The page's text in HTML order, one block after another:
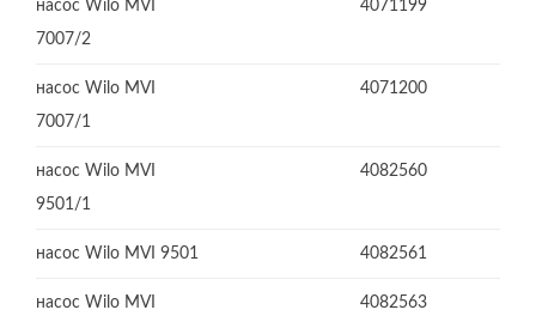
насос Wilo MVI
7007/2
4071199
насос Wilo MVI
7007/1
4071200
насос Wilo MVI
9501/1
4082560
насос Wilo MVI 9501 4082561
насос Wilo MVI
4082563